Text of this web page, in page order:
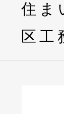
住ま
区工